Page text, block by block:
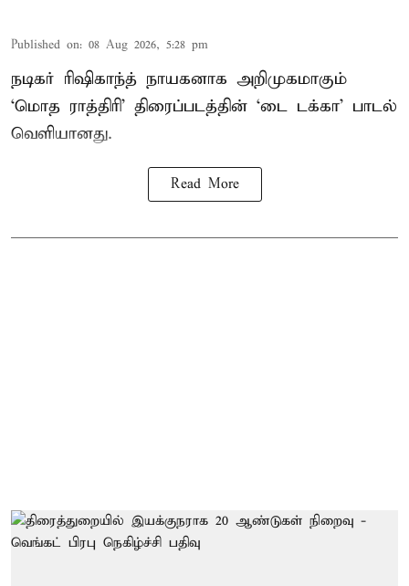
Published on: 08 Aug 2026, 5:28 pm
நடிகர் ரிஷிகாந்த் நாயகனாக அறிமுகமாகும்
‘மொத ராத்திரி’ திரைப்படத்தின் ‘டை டக்கா’ பாடல்
வெளியானது.
Read More